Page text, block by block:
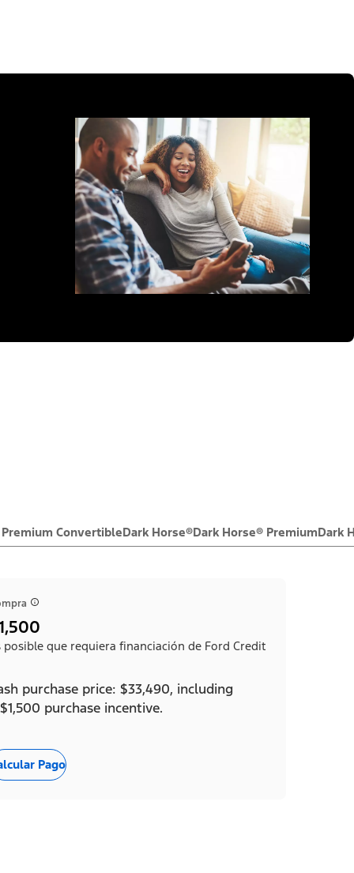
Premium ConvertibleDark Horse®Dark Horse® PremiumDark
posible que requiera financiación de Ford Credit
purchase price: $33,490, including
purchase incentive.
Pago